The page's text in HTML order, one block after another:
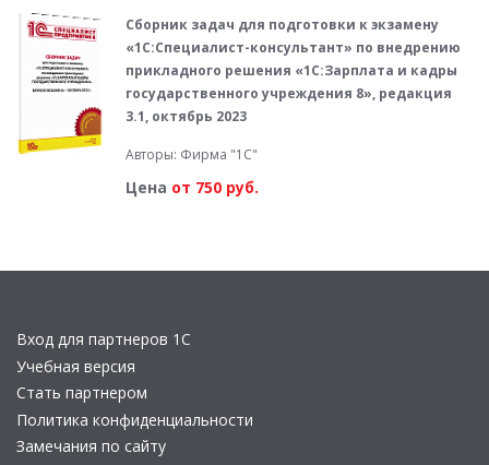
Сборник задач для подготовки к экзамену
«1С:Специалист-консультант» по внедрению
прикладного решения «1С:Зарплата и кадры
государственного учреждения 8», редакция
3.1, октябрь 2023
Авторы: Фирма "1С"
Цена от 750 руб.
Вход для партнеров 1С
Учебная версия
Стать партнером
Политика конфиденциальности
Замечания по сайту